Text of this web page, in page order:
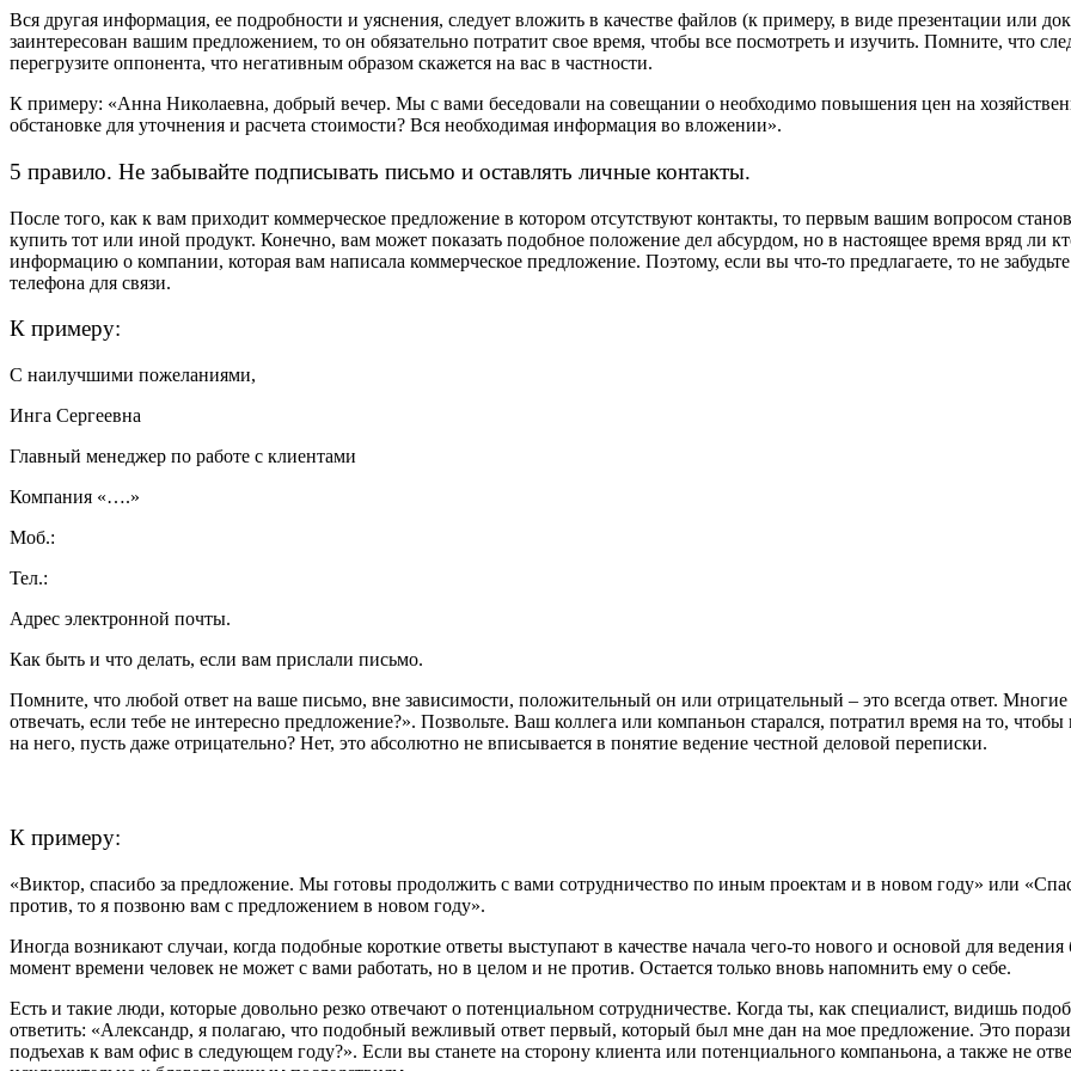
Вся другая информация, ее подробности и уяснения, следует вложить в качестве файлов (к примеру, в виде презентации или
заинтересован вашим предложением, то он обязательно потратит свое время, чтобы все посмотреть и изучить. Помните, что
перегрузите оппонента, что негативным образом скажется на вас в частности.
К примеру: «Анна Николаевна, добрый вечер. Мы с вами беседовали на совещании о необходимо повышения цен на
обстановке для уточнения и расчета стоимости? Вся необходимая информация во вложении».
5 правило. Не забывайте подписывать письмо и оставлять личные контакты.
После того, как к вам приходит коммерческое предложение в котором отсутствуют контакты, то первым вашим вопросом
купить тот или иной продукт. Конечно, вам может показать подобное положение дел абсурдом, но в настоящее время вряд ли
информацию о компании, которая вам написала коммерческое предложение. Поэтому, если вы что-то предлагаете, то не
телефона для связи.
К примеру:
С наилучшими пожеланиями,
Инга Сергеевна
Главный менеджер по работе с клиентами
Компания «….»
Моб.:
Тел.:
Адрес электронной почты.
Как быть и что делать, если вам прислали письмо.
Помните, что любой ответ на ваше письмо, вне зависимости, положительный он или отрицательный – это всегда ответ.
отвечать, если тебе не интересно предложение?». Позвольте. Ваш коллега или компаньон старался, потратил время на то,
на него, пусть даже отрицательно? Нет, это абсолютно не вписывается в понятие ведение честной деловой переписки.
К примеру:
«Виктор, спасибо за предложение. Мы готовы продолжить с вами сотрудничество по иным проектам и в новом году» или
против, то я позвоню вам с предложением в новом году».
Иногда возникают случаи, когда подобные короткие ответы выступают в качестве начала чего-то нового и основой для
момент времени человек не может с вами работать, но в целом и не против. Остается только вновь напомнить ему о себе.
Есть и такие люди, которые довольно резко отвечают о потенциальном сотрудничестве. Когда ты, как специалист, видишь
ответить: «Александр, я полагаю, что подобный вежливый ответ первый, который был мне дан на мое предложение. Это
подъехав к вам офис в следующем году?». Если вы станете на сторону клиента или потенциального компаньона, а также не